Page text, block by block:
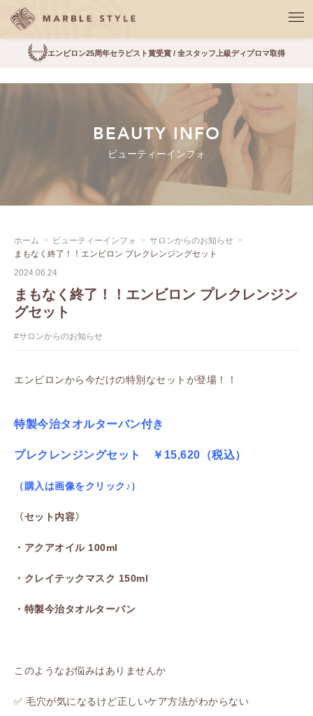
エンビロン25周年セラピスト賞受賞 / 全スタッフ上級ディプロマ取得
BEAUTY INFO
ビューティーインフォ
ホーム ビューティーインフォ
サロンからのお知らせ
まもなく終了！！エンビロン プレクレンジングセット
2024.06.24
まもなく終了！！エンビロン プレクレンジン
グセット
#サロンからのお知らせ
エンビロンから今だけの特別なセットが登場！！
特製今治タオルターバン付き
プレクレンジングセット ￥15,620（税込）
（購入は画像をクリック♪）
〈セット内容〉
・アクアオイル 100ml
・クレイテックマスク 150ml
・特製今治タオルターバン
このようなお悩みはありませんか
✅ 毛穴が気になるけど正しいケア方法がわからない